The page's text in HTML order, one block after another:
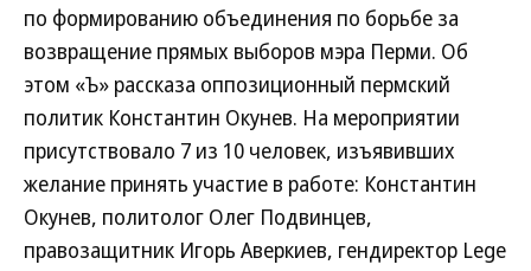
по формированию объединения по борьбе за
возвращение прямых выборов мэра Перми. Об
этом «Ъ» рассказа оппозиционный пермский
политик Константин Окунев. На мероприятии
присутствовало 7 из 10 человек, изъявивших
желание принять участие в работе: Константин
Окунев, политолог Олег Подвинцев,
правозащитник Игорь Аверкиев, гендиректор Lege